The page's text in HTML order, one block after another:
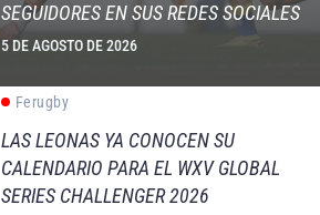
SEGUIDORES EN SUS REDES SOCIALES
5 DE AGOSTO DE 2026
Ferugby
LAS LEONAS YA CONOCEN SU
CALENDARIO PARA EL WXV GLOBAL
SERIES CHALLENGER 2026